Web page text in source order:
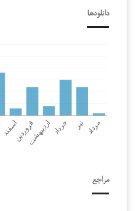
دانلودها
مراجع